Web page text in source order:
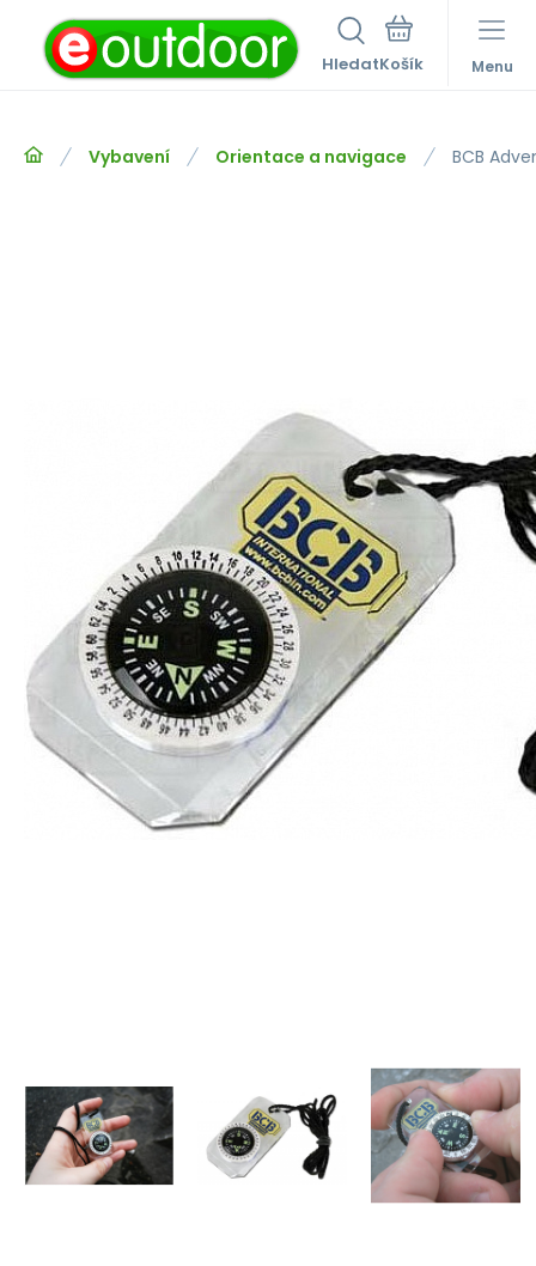
Hledat Menu
Vybavení Orientace a navigace BCB